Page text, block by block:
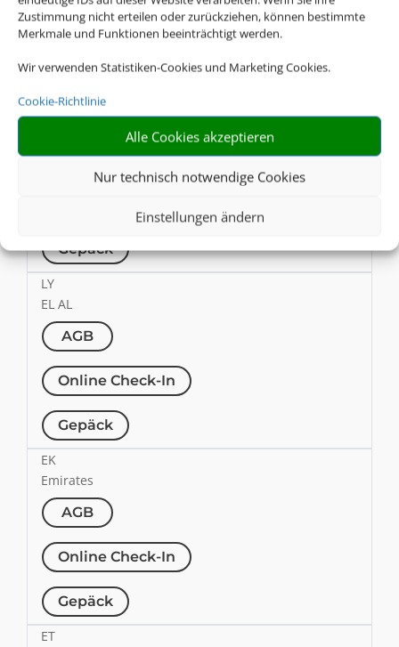
Zustimmung nicht erteilen oder zurückziehen, können bestimmte
Merkmale und Funktionen beeinträchtigt werden.
Wir verwenden Statistiken-Cookies und Marketing Cookies.
Cookie-Richtlinie
Alle Cookies akzeptieren
Nur technisch notwendige Cookies
Einstellungen ändern
Online Check-In
Gepäck
MS
AGB
Gepäck
LY
EL AL
AGB
Online Check-In
Gepäck
EK
Emirates
AGB
Online Check-In
Gepäck
ET